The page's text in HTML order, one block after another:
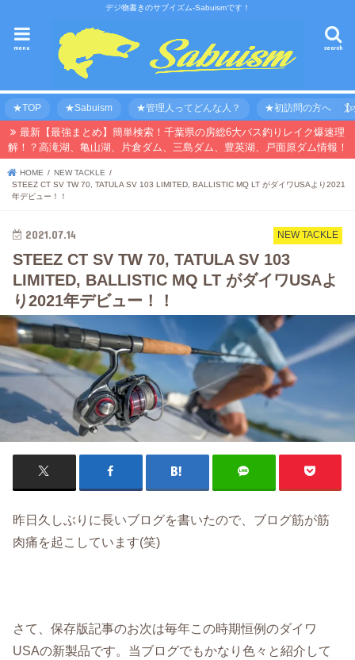
デジ物書きのサブイズム-Sabuismです！
search
menu
★TOP ★Sabuism ★管理人ってどんな人？ ★初訪問の方へ 【
最新【最強まとめ】簡単検索！千葉県の房総6大バス釣りレイク爆速理
解！？高滝湖、亀山湖、片倉ダム、三島ダム、豊英湖、戸面原ダム情報！
HOME
NEW TACKLE
STEEZ CT SV TW 70, TATULA SV 103 LIMITED, BALLISTIC MQ LT がダイワUSAより2021
年デビュー！！
NEW TACKLE
2021.07.14
STEEZ CT SV TW 70, TATULA SV 103
LIMITED, BALLISTIC MQ LT がダイワUSAよ
り2021年デビュー！！
昨日久しぶりに長いブログを書いたので、ブログ筋が筋
肉痛を起こしています(笑)
さて、保存版記事のお次は毎年この時期恒例のダイワ
USAの新製品です。当ブログでもかなり色々と紹介して